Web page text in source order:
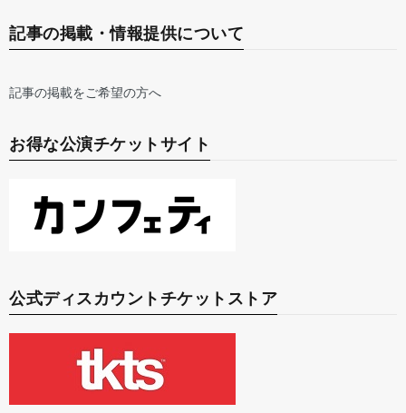
記事の掲載・情報提供について
記事の掲載をご希望の方へ
お得な公演チケットサイト
公式ディスカウントチケットストア